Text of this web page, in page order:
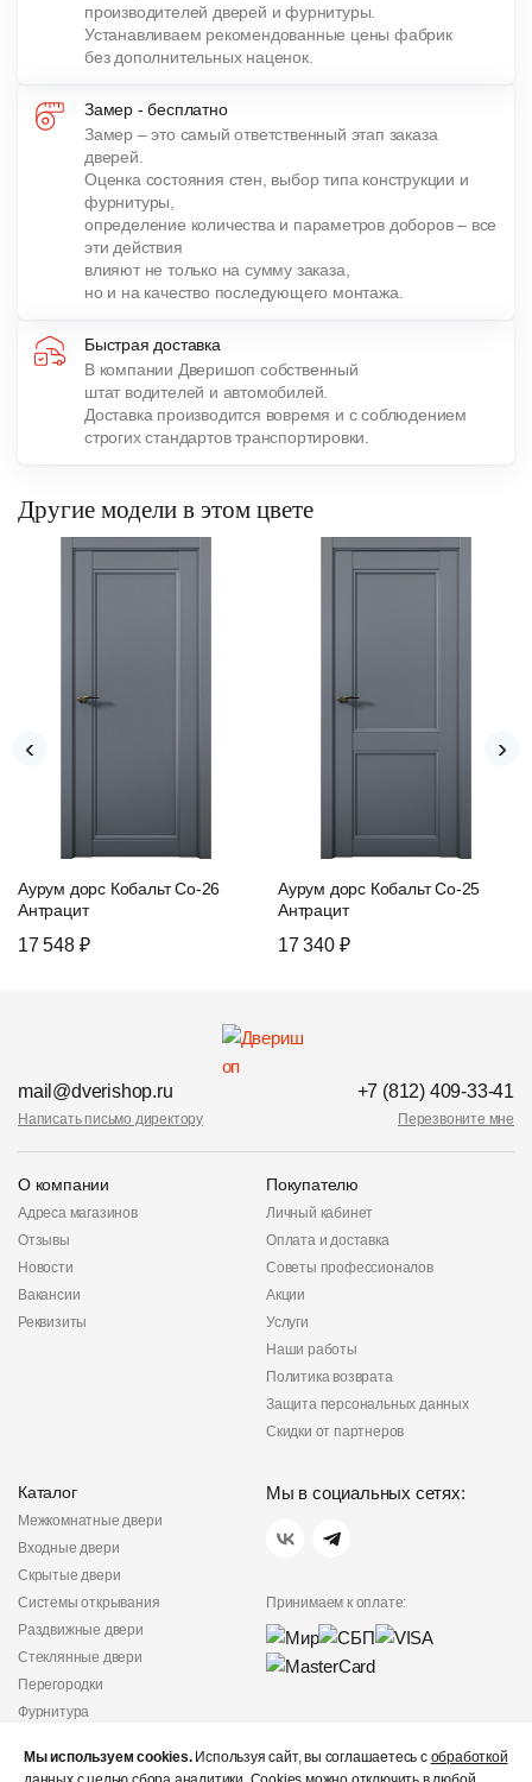
производителей дверей и фурнитуры.
Устанавливаем рекомендованные цены фабрик
без дополнительных наценок.
Замер - бесплатно
Замер – это самый ответственный этап заказа
дверей.
Оценка состояния стен, выбор типа конструкции и
фурнитуры,
определение количества и параметров доборов – все
эти действия
влияют не только на сумму заказа,
но и на качество последующего монтажа.
Быстрая доставка
В компании Дверишоп собственный
штат водителей и автомобилей.
Доставка производится вовремя и с соблюдением
строгих стандартов транспортировки.
Другие модели в этом цвете
Аурум дорс Кобальт Co-26
Антрацит
17 548 ₽
Аурум дорс Кобальт Co-25
Антрацит
17 340 ₽
‹ ›
mail@dverishop.ru
Написать письмо директору
+7 (812) 409-33-41
Перезвоните мне
О компании
Адреса магазинов
Отзывы
Новости
Вакансии
Реквизиты
Покупателю
Личный кабинет
Оплата и доставка
Советы профессионалов
Акции
Услуги
Наши работы
Политика возврата
Защита персональных данных
Скидки от партнеров
Каталог
Межкомнатные двери
Входные двери
Скрытые двери
Системы открывания
Раздвижные двери
Стеклянные двери
Перегородки
Фурнитура
Мы в социальных сетях:
Принимаем к оплате:
конфиденциальности
Мы используем cookies.Используя сайт, вы соглашаетесь с обработкой